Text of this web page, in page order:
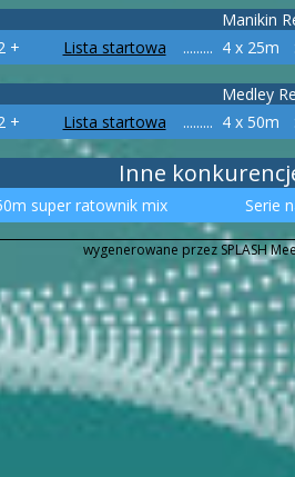
Manikin
+ Lista startowa ......... 4 x 25m
Medley
+ Lista startowa ......... 4 x 50m
Inne
super ratownik mix Serie
wygenerowane przez SPLASH